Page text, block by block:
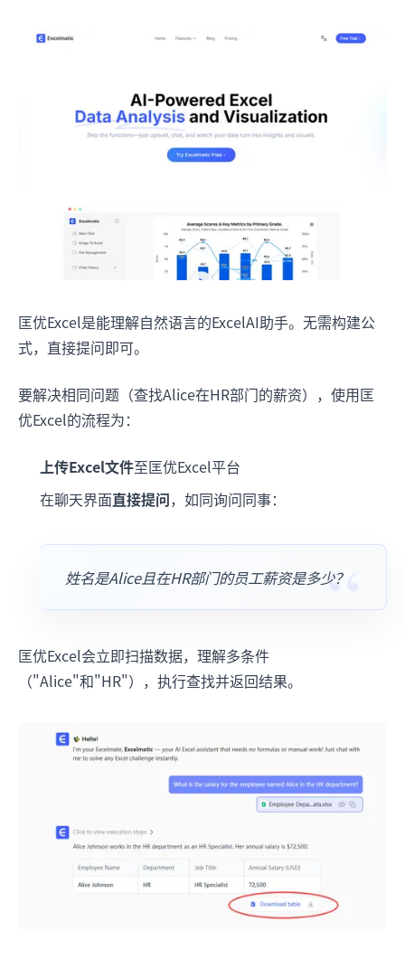
匡优Excel是能理解自然语言的ExcelAI助手。无需构建公
式，直接提问即可。
要解决相同问题（查找Alice在HR部门的薪资），使用匡
优Excel的流程为：
上传Excel文件至匡优Excel平台
在聊天界面直接提问，如同询问同事：
姓名是Alice且在HR部门的员工薪资是多少？
匡优Excel会立即扫描数据，理解多条件
（"Alice"和"HR"），执行查找并返回结果。